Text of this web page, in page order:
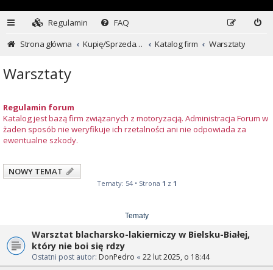
Regulamin
FAQ
Strona główna
Kupię/Sprzedam Subaru i nie tylko... Katalog firm Warsztaty
Warsztaty
Regulamin forum
Katalog jest bazą firm związanych z motoryzacją. Administracja Forum w
żaden sposób nie weryfikuje ich rzetalności ani nie odpowiada za
ewentualne szkody.
NOWY TEMAT
Tematy: 54 • Strona 1 z 1
Tematy
Warsztat blacharsko-lakierniczy w Bielsku-Białej,
który nie boi się rdzy
Ostatni post autor: DonPedro « 22 lut 2025, o 18:44